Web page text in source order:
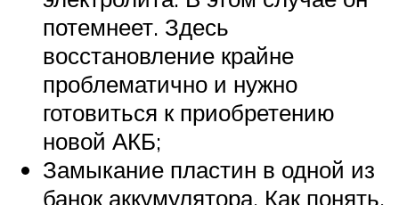
потемнеет. Здесь
восстановление крайне
проблематично и нужно
готовиться к приобретению
новой АКБ;
Замыкание пластин в одной из
банок аккумулятора. Как понять,